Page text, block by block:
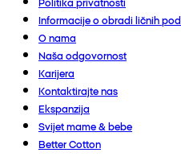
Informacije o obradi ličnih
O nama
Naša odgovornost
Karijera
Kontaktirajte nas
Ekspanzija
Svijet mame & bebe
Better Cotton